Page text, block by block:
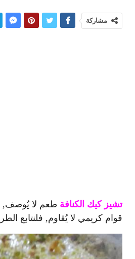
مشاركة
تشيز كيك الكنافة طعم لا يُوصف,
قوام كريمي لا يُقاوم, فلنتابع